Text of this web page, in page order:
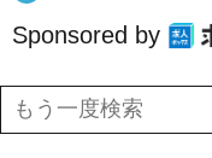
Sponsored by